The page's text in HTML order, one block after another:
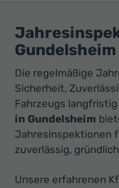
Neuwagen
Jahreswagen
und
Gebrauchtwagen
zu
Top-
Preisen
Ihr
Die regelmäßige
Sicherheit,
Fahrzeugs
in Gundelsheim
Jahresinspektionen
zuverlässig,
Unsere erfahrenen